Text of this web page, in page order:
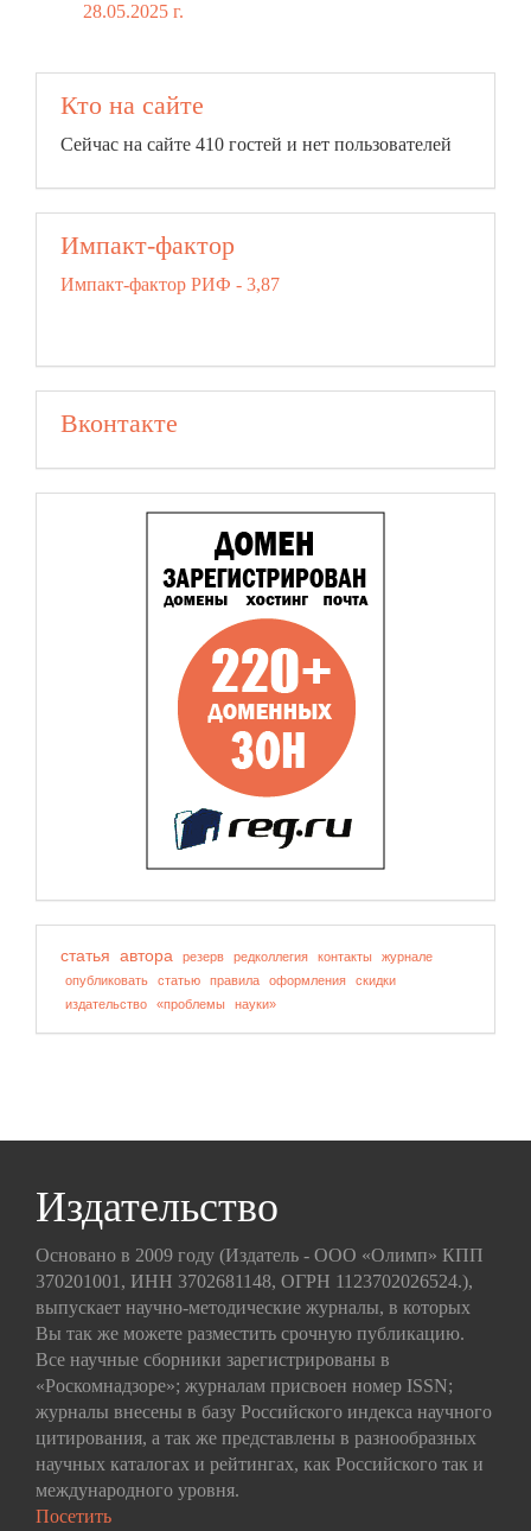
28.05.2025 г.
Кто на сайте
Сейчас на сайте 410 гостей и нет пользователей
Импакт-фактор
Импакт-фактор РИФ - 3,87
Вконтакте
статья автора резерв редколлегия контакты
журнале
опубликовать
статью правила оформления
скидки
издательство
«проблемы науки»
Издательство
Основано в 2009 году (Издатель - ООО «Олимп» КПП
370201001, ИНН 3702681148, ОГРН 1123702026524.),
выпускает научно-методические журналы, в которых
Вы так же можете разместить срочную публикацию.
Все научные сборники зарегистрированы в
«Роскомнадзоре»; журналам присвоен номер ISSN;
журналы внесены в базу Российского индекса научного
цитирования, а так же представлены в разнообразных
научных каталогах и рейтингах, как Российского так и
международного уровня.
Посетить